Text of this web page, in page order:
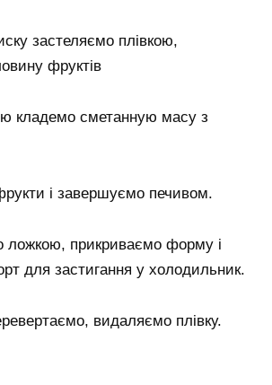
застеляємо плівкою,
фруктів
кладемо сметанную масу з
і завершуємо печивом.
ложкою, прикриваємо форму і
для застигання у холодильник.
видаляємо плівку.